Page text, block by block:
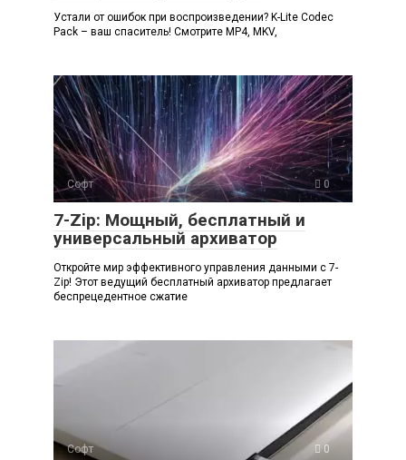
Устали от ошибок при воспроизведении? K-Lite Codec
Pack – ваш спаситель! Смотрите MP4, MKV,
Софт 0
7-Zip: Мощный, бесплатный и
универсальный архиватор
Откройте мир эффективного управления данными с 7-
Zip! Этот ведущий бесплатный архиватор предлагает
беспрецедентное сжатие
Софт 0